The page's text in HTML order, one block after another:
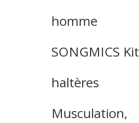
homme
SONGMICS Kit
haltères
Musculation,